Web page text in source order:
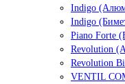
Indigo
Indigo
Piano Forte
Revolution
Revolution
VENTIL